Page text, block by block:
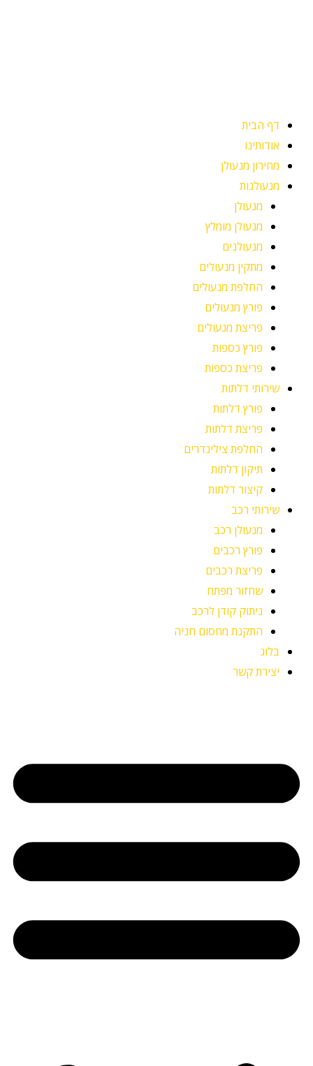
דף הבית
אודותינו
מחירון מנעולן
מנעולנות
מנעולן
מנעולן מומלץ
מנעולנים
מתקין מנעולים
החלפת מנעולים
פורץ מנעולים
פריצת מנעולים
פורץ כספות
פריצת כספות
שירותי דלתות
פורץ דלתות
פריצת דלתות
החלפת צילינדרים
תיקון דלתות
קיצור דלתות
שירותי רכב
מנעולן רכב
פורץ רכבים
פריצת רכבים
שחזור מפתח
ניתוק קודן לרכב
התקנת מחסום חניה
בלוג
יצירת קשר